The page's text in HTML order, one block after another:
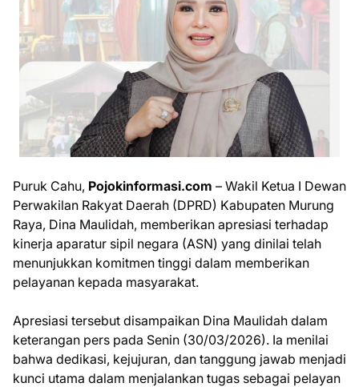
Puruk Cahu, Pojokinformasi.com – Wakil Ketua I Dewan
Perwakilan Rakyat Daerah (DPRD) Kabupaten Murung
Raya, Dina Maulidah, memberikan apresiasi terhadap
kinerja aparatur sipil negara (ASN) yang dinilai telah
menunjukkan komitmen tinggi dalam memberikan
pelayanan kepada masyarakat.
Apresiasi tersebut disampaikan Dina Maulidah dalam
keterangan pers pada Senin (30/03/2026). Ia menilai
bahwa dedikasi, kejujuran, dan tanggung jawab menjadi
kunci utama dalam menjalankan tugas sebagai pelayan